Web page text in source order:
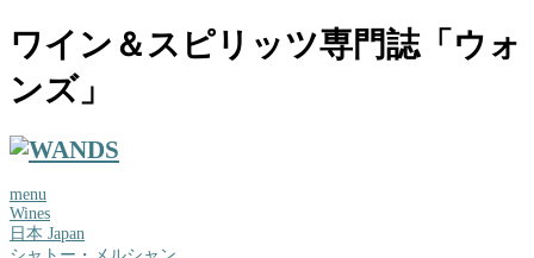
ワイン＆スピリッツ専門誌「ウォ
ンズ」
menu
Wines
日本 Japan